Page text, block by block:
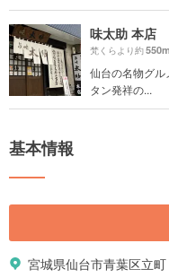
味太助 本店
梵くらより約550m
仙台の名物グ
タン発祥の...
基本情報
宮城県仙台市青葉区立